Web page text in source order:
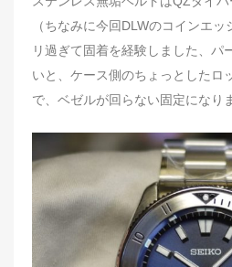
（ちなみに今回DLWのコインエ
リ過ぎて固着を経験しました、パ
いと、ケース側のちょっとしたロ
で、ベゼルが回らない固定になり